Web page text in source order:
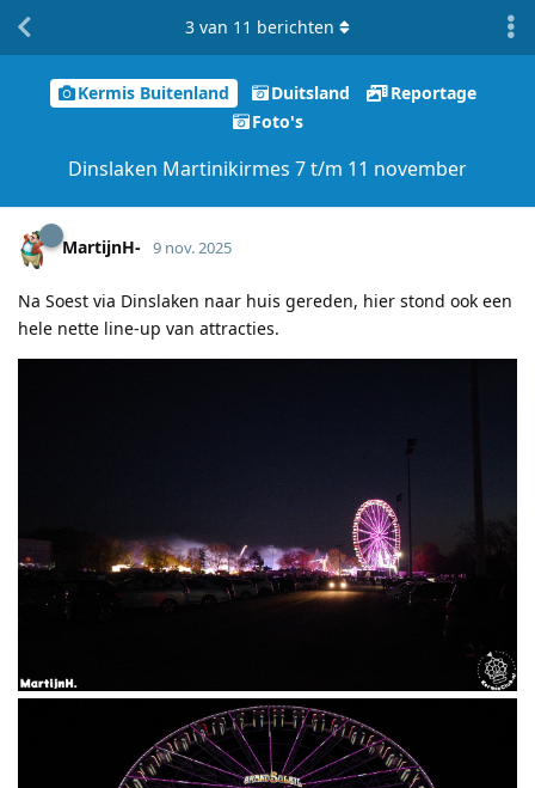
Kermis Buitenland Duitsland
Reportage
Foto's
Dinslaken Martinikirmes 7 t/m 11 november
3 van 11 berichten
MartijnH- 9 nov. 2025
Na Soest via Dinslaken naar huis gereden, hier stond ook een
hele nette line-up van attracties.